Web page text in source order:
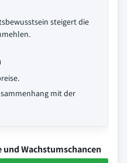
steigert die
mit der
Wachstumschancen